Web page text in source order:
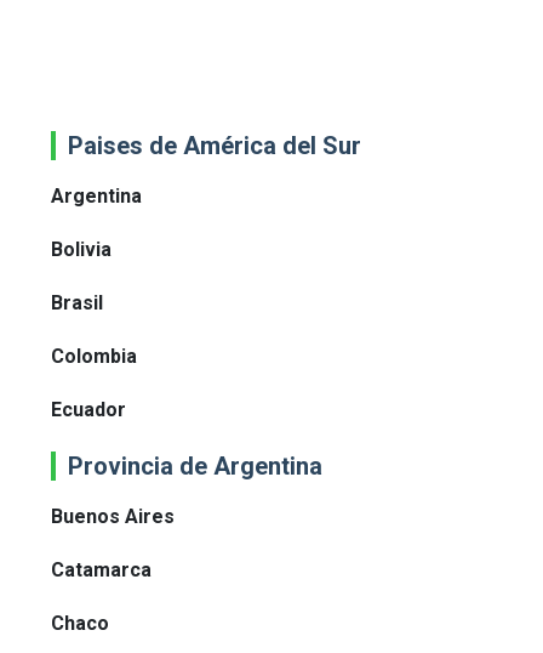
Paises de América del Sur
Argentina
Bolivia
Brasil
Colombia
Ecuador
Provincia de Argentina
Buenos Aires
Catamarca
Chaco